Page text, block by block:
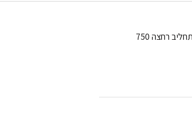
מכיל בושם א.ד.פ 30 מ"ל,קרם גוף 400 מ"ל ,תחליב רחצה 750